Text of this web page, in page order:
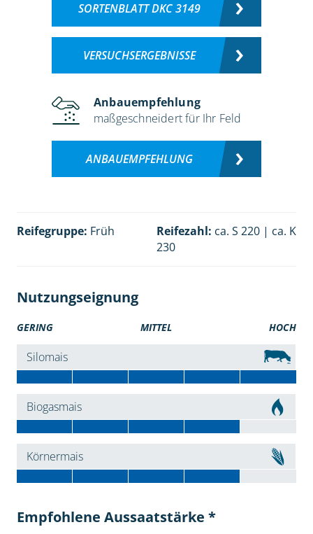
SORTENBLATT DKC 3149
VERSUCHSERGEBNISSE
Anbauempfehlung
maßgeschneidert für Ihr Feld
ANBAUEMPFEHLUNG
Reifegruppe: Früh Reifezahl: ca. S 220 | ca. K
230
Nutzungseignung
GERING MITTEL HOCH
Silomais
Biogasmais
Körnermais
Empfohlene Aussaatstärke *